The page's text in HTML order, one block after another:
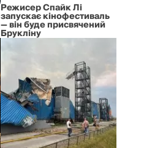
Режисер Спайк Лі
запускає кінофестиваль
— він буде присвячений
Брукліну